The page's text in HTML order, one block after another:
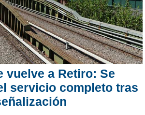
vuelve a Retiro: Se
servicio completo tras